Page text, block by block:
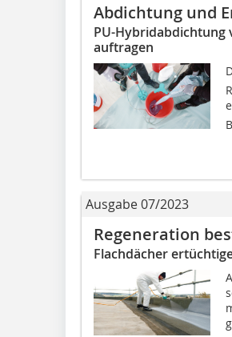
Abdichtung und
PU-Hybridabdichtung
auftragen
Ausgabe 07/2023
Regeneration
Flachdächer